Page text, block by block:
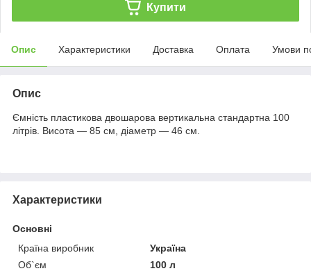
Купити
Опис Характеристики Доставка Оплата Умови
Опис
Ємність пластикова двошарова вертикальна стандартна 100
літрів. Висота — 85 см, діаметр — 46 см.
Характеристики
Основні
Країна виробник
Україна
Об`єм
100 л